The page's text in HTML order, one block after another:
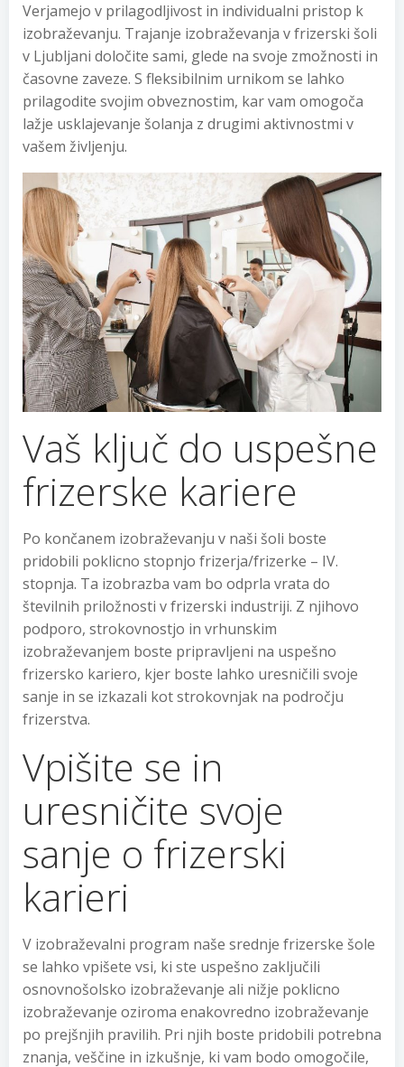
Verjamejo v prilagodljivost in individualni pristop k
izobraževanju. Trajanje izobraževanja v frizerski šoli
v Ljubljani določite sami, glede na svoje zmožnosti in
časovne zaveze. S fleksibilnim urnikom se lahko
prilagodite svojim obveznostim, kar vam omogoča
lažje usklajevanje šolanja z drugimi aktivnostmi v
vašem življenju.
Vaš ključ do uspešne
frizerske kariere
Po končanem izobraževanju v naši šoli boste
pridobili poklicno stopnjo frizerja/frizerke – IV.
stopnja. Ta izobrazba vam bo odprla vrata do
številnih priložnosti v frizerski industriji. Z njihovo
podporo, strokovnostjo in vrhunskim
izobraževanjem boste pripravljeni na uspešno
frizersko kariero, kjer boste lahko uresničili svoje
sanje in se izkazali kot strokovnjak na področju
frizerstva.
Vpišite se in
uresničite svoje
sanje o frizerski
karieri
V izobraževalni program naše srednje frizerske šole
se lahko vpišete vsi, ki ste uspešno zaključili
osnovnošolsko izobraževanje ali nižje poklicno
izobraževanje oziroma enakovredno izobraževanje
po prejšnjih pravilih. Pri njih boste pridobili potrebna
znanja, veščine in izkušnje, ki vam bodo omogočile,